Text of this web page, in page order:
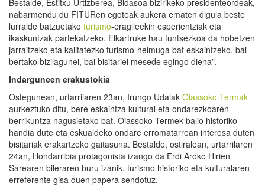
nabarmendu du FITURen egoteak aukera ematen digula beste
lurralde batzuetako turismo-eragileekin esperientziak eta
ikaskuntzak partekatzeko. Elkartruke hau funtsezkoa da hobetzen
jarraitzeko eta kalitatezko turismo-helmuga bat eskaintzeko, bai
bertako bizilagunei, bai bisitariei mesede egingo diena”.
Indarguneen erakustokia
Ostegunean, urtarrilaren 23an, Irungo Udalak Oiassoko Termak
aurkeztuko ditu, bere eskaintza kultural eta ondarezkoaren
berrikuntza nagusietako bat. Oiassoko Termek balio historiko
handia dute eta eskualdeko ondare erromatarrean interesa duten
bisitariak erakartzeko gaitasuna. Bestalde, ostiralean, urtarrilaren
24an, Hondarribia protagonista izango da Erdi Aroko Hirien
Sarearen bileraren buru izanik, turismo historiko eta kulturalaren
erreferente gisa duen papera sendotuz.